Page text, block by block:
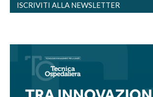
ISCRIVITI ALLA NEWSLETTER